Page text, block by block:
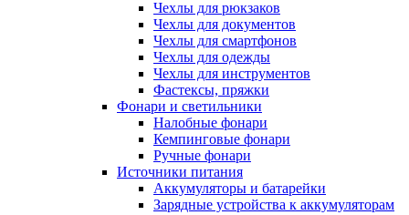
Чехлы для рюкзаков
Чехлы для документов
Чехлы для смартфонов
Чехлы для одежды
Чехлы для инструментов
Фастексы, пряжки
Фонари и светильники
Налобные фонари
Кемпинговые фонари
Ручные фонари
Источники питания
Аккумуляторы и батарейки
Зарядные устройства к аккумуляторам